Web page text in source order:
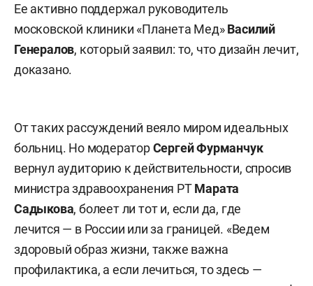
Ее активно поддержал руководитель
московской клиники «Планета Мед»Василий
Генералов, который заявил: то, что дизайн лечит,
доказано.
От таких рассуждений веяло миром идеальных
больниц. Но модераторСергей Фурманчук
вернул аудиторию к действительности, спросив
министра здравоохранения РТМарата
Садыкова, болеет ли тот и, если да, где
лечится — в России или за границей. «Ведем
здоровый образ жизни, также важна
профилактика, а если лечиться, то здесь —